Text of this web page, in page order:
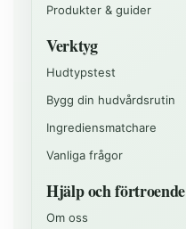
Produkter & guider
Verktyg
Hudtypstest
Bygg din hudvårdsrutin
Ingrediensmatchare
Vanliga frågor
Hjälp och förtroende
Om oss